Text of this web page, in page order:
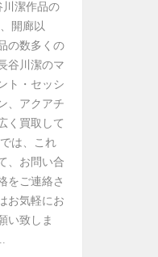
川潔作品の
開廊以
の数多くの
谷川潔のマ
ト・セッシ
、アクアチ
く買取して
は、これ
、お問い合
をご連絡さ
お気軽にお
い致しま